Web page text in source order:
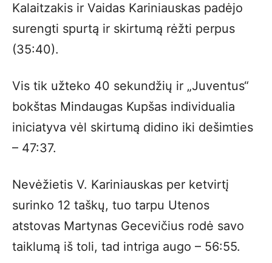
Kalaitzakis ir Vaidas Kariniauskas padėjo
surengti spurtą ir skirtumą rėžti perpus
(35:40).
Vis tik užteko 40 sekundžių ir „Juventus“
bokštas Mindaugas Kupšas individualia
iniciatyva vėl skirtumą didino iki dešimties
– 47:37.
Nevėžietis V. Kariniauskas per ketvirtį
surinko 12 taškų, tuo tarpu Utenos
atstovas Martynas Gecevičius rodė savo
taiklumą iš toli, tad intriga augo – 56:55.